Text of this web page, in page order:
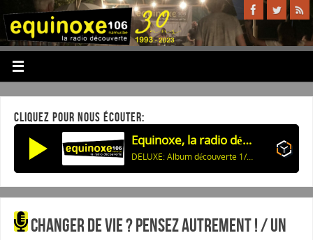
CLIQUEZ POUR NOUS ÉCOUTER:
Equinoxe, la radio découverte
DELUXE: Album découverte 1/4: DELUXE: POLISHING PEANUTS EP: 01 Never Lose / 03 Polishing Peanuts
Changer de vie ? Pensez autrement ! / Un